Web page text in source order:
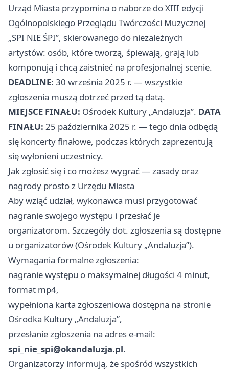
Urząd Miasta przypomina o naborze do XIII edycji
Ogólnopolskiego Przeglądu Twórczości Muzycznej
„SPI NIE ŚPI”, skierowanego do niezależnych
artystów: osób, które tworzą, śpiewają, grają lub
komponują i chcą zaistnieć na profesjonalnej scenie.
DEADLINE: 30 września 2025 r. — wszystkie
zgłoszenia muszą dotrzeć przed tą datą.
MIEJSCE FINAŁU: Ośrodek Kultury „Andaluzja”. DATA
FINAŁU: 25 października 2025 r. — tego dnia odbędą
się koncerty finałowe, podczas których zaprezentują
się wyłonieni uczestnicy.
Jak zgłosić się i co możesz wygrać — zasady oraz
nagrody prosto z Urzędu Miasta
Aby wziąć udział, wykonawca musi przygotować
nagranie swojego występu i przesłać je
organizatorom. Szczegóły dot. zgłoszenia są dostępne
u organizatorów (Ośrodek Kultury „Andaluzja”).
Wymagania formalne zgłoszenia:
nagranie występu o maksymalnej długości 4 minut,
format mp4,
wypełniona karta zgłoszeniowa dostępna na stronie
Ośrodka Kultury „Andaluzja”,
przesłanie zgłoszenia na adres e-mail:
spi_nie_spi@okandaluzja.pl.
Organizatorzy informują, że spośród wszystkich